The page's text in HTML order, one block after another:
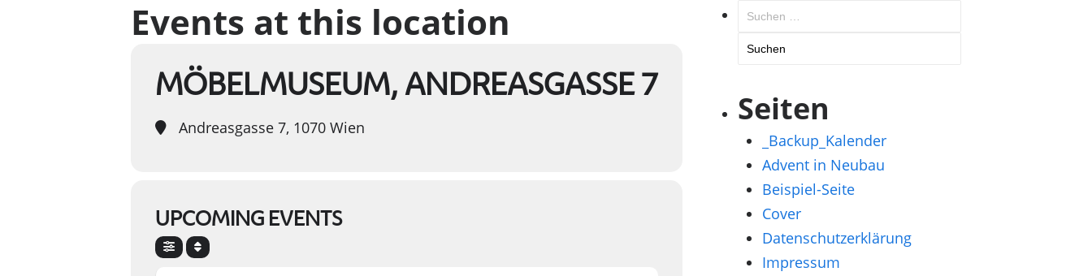
Events at this location
MÖBELMUSEUM, ANDREASGASSE 7
Andreasgasse 7, 1070 Wien
UPCOMING EVENTS
Suchen
Seiten
_Backup_Kalender
Advent in Neubau
Beispiel-Seite
Cover
Datenschutzerklärung
Impressum